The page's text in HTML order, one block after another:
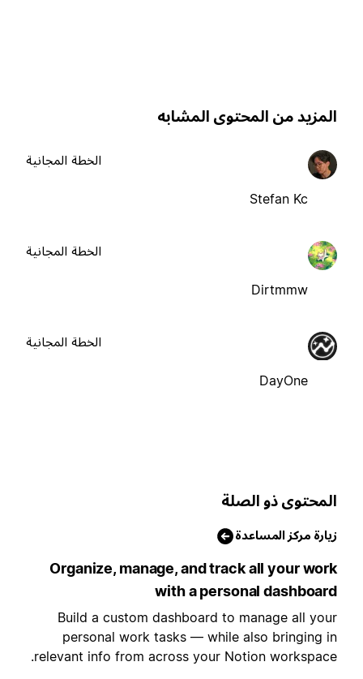
من المحتوى المشابه
Stefan Kc
الخطة المجانية
Dirtmmw
الخطة المجانية
DayOne
الخطة المجانية
ذو الصلة
مركز المساعدة
Organize, manage, and track all your
with a personal
Build a custom dashboard to manage all
personal work tasks — while also bringing
relevant info from across your Notion